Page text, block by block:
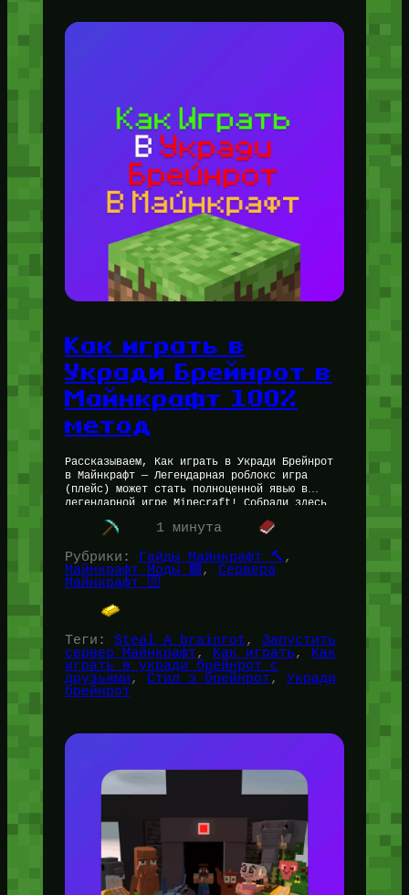
Как играть в
Укради Брейнрот в
Майнкрафт 100%
метод
Рассказываем, Как играть в Укради Брейнрот
в Майнкрафт — Легендарная роблокс игра
(плейс) может стать полноценной явью в
легендарной игре Minecraft! Собрали здесь
полноценный набор ресурсов и способов, как
можно…
1 минута
Рубрики: Гайды Майнкрафт 🔨
Майнкрафт Моды 🟩 , Сервера
Майнкрафт 🛜
Теги: Steal A brainrot, Запустить
сервер Майнкрафт, Как играть, Как
играть в укради брейнрот с
друзьями, Стил э брейнрот, Укради
брейнрот